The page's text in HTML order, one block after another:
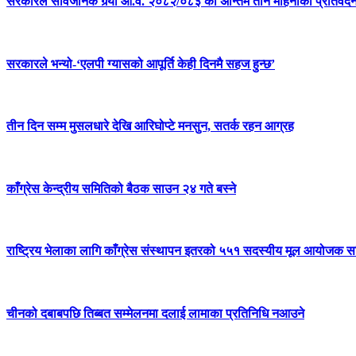
सरकारले भन्यो-‘एलपी ग्यासको आपूर्ति केही दिनमै सहज हुन्छ’
तीन दिन सम्म मुसलधारे देखि आरिघोप्टे मनसुन, सतर्क रहन आग्रह
काँग्रेस केन्द्रीय समितिको बैठक साउन २४ गते बस्ने
राष्ट्रिय भेलाका लागि काँग्रेस संस्थापन इतरको ५५१ सदस्यीय मूल आयोजक
चीनको दबाबपछि तिब्बत सम्मेलनमा दलाई लामाका प्रतिनिधि नआउने